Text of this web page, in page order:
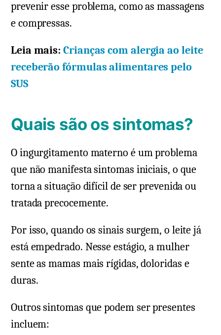
prevenir esse problema, como as massagens
e compressas.
Leia mais:Crianças com alergia ao leite
receberão fórmulas alimentares pelo
SUS
Quais são os sintomas?
O ingurgitamento materno é um problema
que não manifesta sintomas iniciais, o que
torna a situação difícil de ser prevenida ou
tratada precocemente.
Por isso, quando os sinais surgem, o leite já
está empedrado. Nesse estágio, a mulher
sente as mamas mais rígidas, doloridas e
duras.
Outros sintomas que podem ser presentes
incluem: